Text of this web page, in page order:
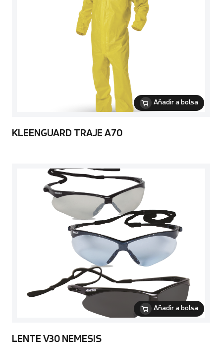
Añadir a bolsa
KLEENGUARD TRAJE A70
Añadir a bolsa
LENTE V30 NEMESIS